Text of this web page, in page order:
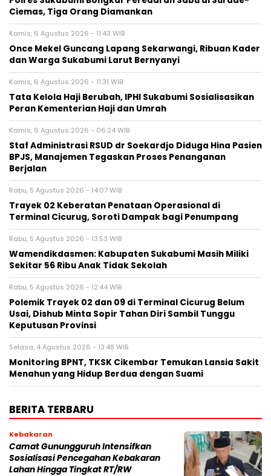
Ciemas, Tiga Orang Diamankan
Kamis, 6 Agustus 2026 - 11:43 WIB
Once Mekel Guncang Lapang Sekarwangi, Ribuan Kader
dan Warga Sukabumi Larut Bernyanyi
Kamis, 6 Agustus 2026 - 11:31 WIB
Tata Kelola Haji Berubah, IPHI Sukabumi Sosialisasikan
Peran Kementerian Haji dan Umrah
Kamis, 6 Agustus 2026 - 06:24 WIB
Staf Administrasi RSUD dr Soekardjo Diduga Hina Pasien
BPJS, Manajemen Tegaskan Proses Penanganan
Berjalan
Rabu, 5 Agustus 2026 - 14:07 WIB
‎Trayek 02 Keberatan Penataan Operasional di
Terminal Cicurug, Soroti Dampak bagi Penumpang
Rabu, 5 Agustus 2026 - 13:53 WIB
Wamendikdasmen: Kabupaten Sukabumi Masih Miliki
Sekitar 56 Ribu Anak Tidak Sekolah
Rabu, 5 Agustus 2026 - 12:44 WIB
Polemik Trayek 02 dan 09 di Terminal Cicurug Belum
Usai, Dishub Minta Sopir Tahan Diri Sambil Tunggu
Keputusan Provinsi
Selasa, 4 Agustus 2026 - 13:48 WIB
‎Monitoring BPNT, TKSK Cikembar Temukan Lansia Sakit
Menahun yang Hidup Berdua dengan Suami
BERITA TERBARU
Kebakaran
‎‎Camat Gunungguruh Intensifkan
Sosialisasi Pencegahan Kebakaran
Lahan Hingga Tingkat RT/RW‎